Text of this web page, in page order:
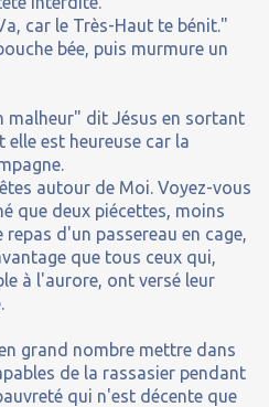
car le Très-Haut te bénit."
bée, puis murmure un
malheur" dit Jésus en sortant
est heureuse car la
autour de Moi. Voyez-vous
que deux piécettes, moins
d'un passereau en cage,
que tous ceux qui,
à l'aurore, ont versé leur
grand nombre mettre dans
de la rassasier pendant
qui n'est décente que